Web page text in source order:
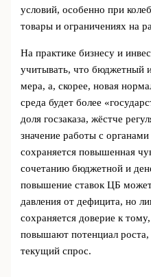
условий, особенно при
товары и ограничениях на
На практике бизнесу и
учитывать, что бюджетный
мера, а, скорее, новая
среда будет более
доля госзаказа, жёстче
значение работы с
сохраняется повышенная
сочетанию бюджетной и
повышение ставок ЦБ
давления от дефицита, но
сохраняется доверие к
повышают потенциал
текущий спрос.